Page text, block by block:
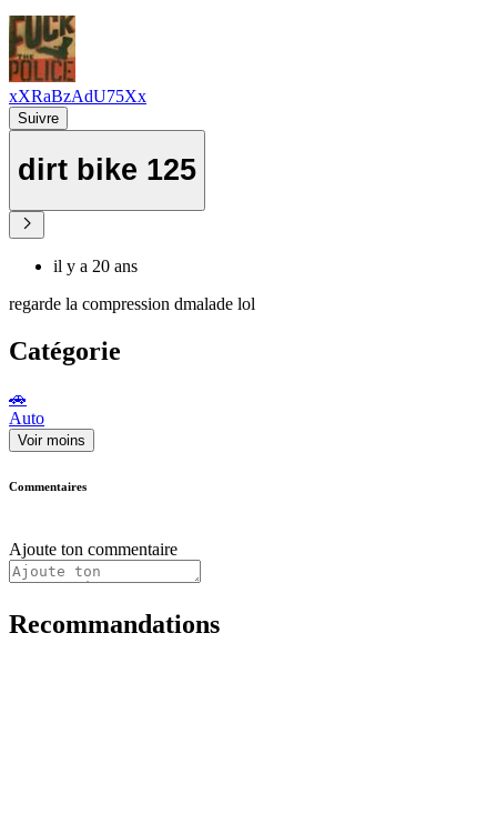
xXRaBzAdU75Xx
Suivre
dirt bike 125
il y a 20 ans
regarde la compression dmalade lol
Catégorie
🚗
Auto
Voir moins
Commentaires
Ajoute ton commentaire
Recommandations